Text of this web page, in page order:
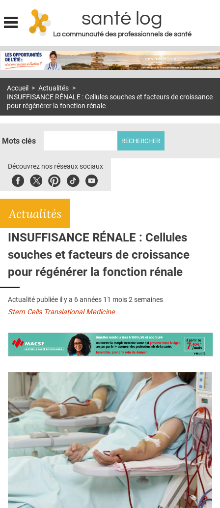
Jump to navigation
santé log
La communauté des professionnels de santé
MON COMPTE
S'ABONNER À LA REVUE SOIN À DOMICILE
ACTUS
E-REVUE SAD
THÉMA
CRÉDITS
Accueil > Actualités >
INSUFFISANCE RÉNALE : Cellules souches et facteurs de croissance
pour régénérer la fonction rénale
Mots clés
Découvrez nos réseaux sociaux
FacebookTwitterPinterest
TiktokYoubute
Actualités
INSUFFISANCE RÉNALE : Cellules
souches et facteurs de croissance
pour régénérer la fonction rénale
Actualité publiée il y a 6 années 11 mois 2 semaines
Stem Cells Translational Medicine